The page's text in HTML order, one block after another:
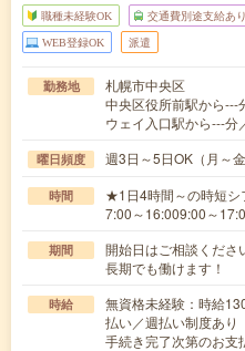
職種未経験OK 交通費別途支給あり
WEB登録OK 派遣
勤務地
札幌市中央区
中央区役所前駅から---
ウェイ入口駅から---分
曜日頻度 週3日～5日OK（月
時間
★1日4時間～の時短シ
7:00～16:009:00～
期間
開始日はご相談くだ
長期でも働けます！
時給
無資格未経験：時給
払い／週払い制度あり
手続き完了次第のお支